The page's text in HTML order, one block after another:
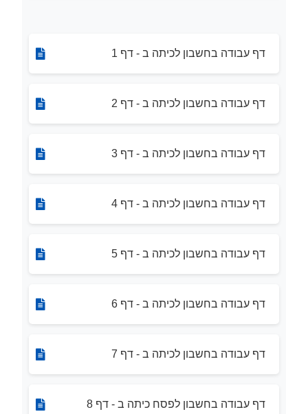
דף עבודה בחשבון לכיתה ב - דף 1
דף עבודה בחשבון לכיתה ב - דף 2
דף עבודה בחשבון לכיתה ב - דף 3
דף עבודה בחשבון לכיתה ב - דף 4
דף עבודה בחשבון לכיתה ב - דף 5
דף עבודה בחשבון לכיתה ב - דף 6
דף עבודה בחשבון לכיתה ב - דף 7
דף עבודה בחשבון לפסח כיתה ב - דף 8